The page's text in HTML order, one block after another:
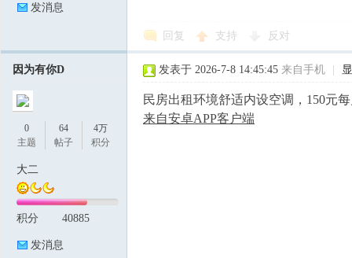
发消息
回复 支持 反对
因为有你D
0
主题
64
帖子
4万
积分
大二
积分 40885
发消息
发表于 2026-7-8 14:45:45 来自手机
民房出租环境舒适内设空调，150元每
来自安卓APP客户端